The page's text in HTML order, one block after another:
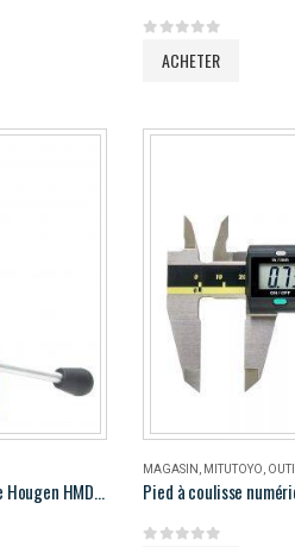
ACHETER
Perceuse magnétique portable Hougen HMD906
MAGASIN , MITUTOYO,
Pied à coulisse